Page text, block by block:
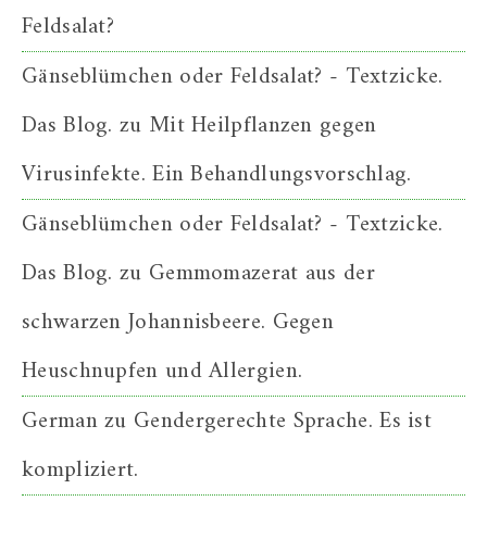
Feldsalat?
Gänseblümchen oder Feldsalat? - Textzicke.
Das Blog. zu Mit Heilpflanzen gegen
Virusinfekte. Ein Behandlungsvorschlag.
Gänseblümchen oder Feldsalat? - Textzicke.
Das Blog. zu Gemmomazerat aus der
schwarzen Johannisbeere. Gegen
Heuschnupfen und Allergien.
Germanzu Gendergerechte Sprache. Es ist
kompliziert.